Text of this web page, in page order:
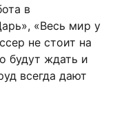
в
«Весь мир у
не стоит на
будут ждать и
всегда дают